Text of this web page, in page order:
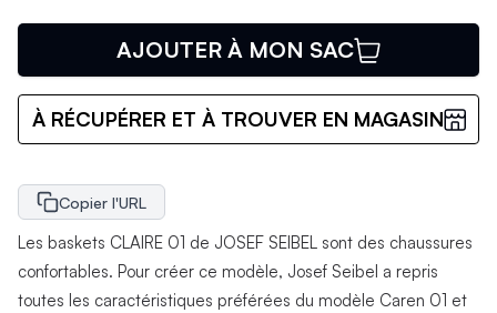
AJOUTER À MON SAC
À RÉCUPÉRER ET À TROUVER EN MAGASIN
Copier l'URL
Les baskets CLAIRE 01 de JOSEF SEIBEL sont des chaussures
confortables. Pour créer ce modèle, Josef Seibel a repris
toutes les caractéristiques préférées du modèle Caren 01 et